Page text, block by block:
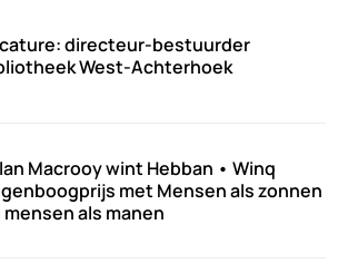
directeur-bestuurder
West-Achterhoek
Macrooy wint Hebban • Winq
met Mensen als zonnen
mensen als manen